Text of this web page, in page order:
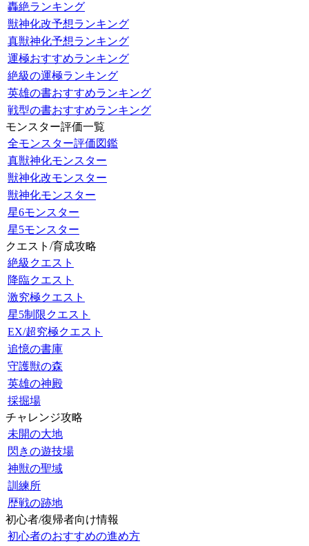
轟絶ランキング
獣神化改予想ランキング
真獣神化予想ランキング
運極おすすめランキング
絶級の運極ランキング
英雄の書おすすめランキング
戦型の書おすすめランキング
モンスター評価一覧
全モンスター評価図鑑
真獣神化モンスター
獣神化改モンスター
獣神化モンスター
星6モンスター
星5モンスター
クエスト/育成攻略
絶級クエスト
降臨クエスト
激究極クエスト
星5制限クエスト
EX/超究極クエスト
追憶の書庫
守護獣の森
英雄の神殿
採掘場
チャレンジ攻略
未開の大地
閃きの遊技場
神獣の聖域
訓練所
歴戦の跡地
初心者/復帰者向け情報
初心者のおすすめの進め方